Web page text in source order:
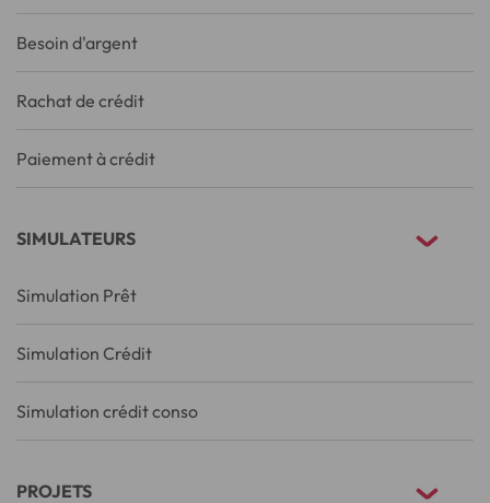
Besoin d'argent
Rachat de crédit
Paiement à crédit
SIMULATEURS
Simulation Prêt
Simulation Crédit
Simulation crédit conso
PROJETS